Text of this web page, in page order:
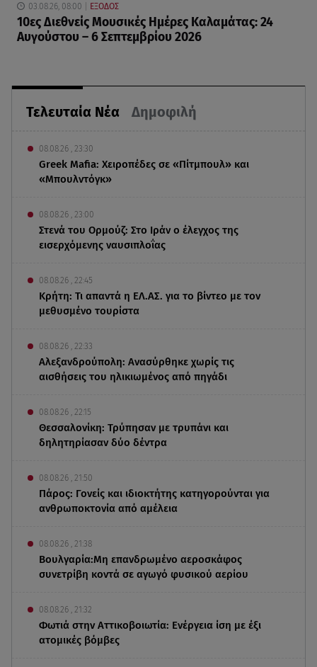
Τελευταία Νέα Δημοφιλή
08.08.26 , 23:30
Greek Mafia: Χειροπέδες σε «Πίτμπουλ» και
«Μπουλντόγκ»
08.08.26 , 23:00
Στενά του Ορμούζ: Στο Ιράν ο έλεγχος της
εισερχόμενης ναυσιπλοΐας
08.08.26 , 22:45
Κρήτη: Τι απαντά η ΕΛ.ΑΣ. για το βίντεο με τον
μεθυσμένο τουρίστα
08.08.26 , 22:33
Αλεξανδρούπολη: Ανασύρθηκε χωρίς τις
αισθήσεις του ηλικιωμένος από πηγάδι
08.08.26 , 22:15
Θεσσαλονίκη: Τρύπησαν με τρυπάνι και
δηλητηρίασαν δύο δέντρα
08.08.26 , 21:50
Πάρος: Γονείς και ιδιοκτήτης κατηγορούνται για
ανθρωποκτονία από αμέλεια
08.08.26 , 21:38
Βουλγαρία:Μη επανδρωμένο αεροσκάφος
συνετρίβη κοντά σε αγωγό φυσικού αερίου
08.08.26 , 21:32
Φωτιά στην Αττικοβοιωτία: Ενέργεια ίση με έξι
ατομικές βόμβες
03.08.26, 08:00 ΕΞΟΔΟΣ
10ες Διεθνείς Μουσικές Ημέρες Καλαμάτας: 24
Αυγούστου – 6 Σεπτεμβρίου 2026